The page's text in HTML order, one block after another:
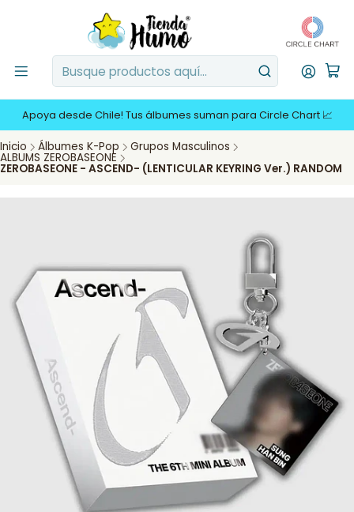
Apoya desde Chile! Tus álbumes suman para Circle Chart 📈
Inicio Álbumes K-Pop Grupos Masculinos
ALBUMS ZEROBASEONE
ZEROBASEONE - ASCEND- (LENTICULAR KEYRING Ver.) RANDOM